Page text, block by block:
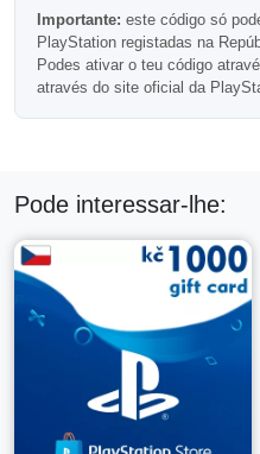
Entrega Rápida
Seu código de carteira
eletronicamente após a
maioria dos pedidos é
Compatibilidade
Importante:este código
PlayStation registradas na
Não pode ser resgatado
em outras regiões.
Perguntas
Posso usar este cartão
Importante: este código só
PlayStation registadas na
Podes ativar o teu código
através do site oficial da
Pode interessar-lhe: